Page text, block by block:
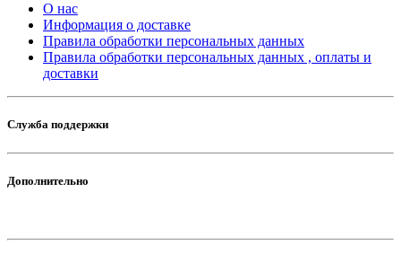
О нас
Информация о доставке
Правила обработки персональных данных
Правила обработки персональных данных , оплаты и
доставки
Служба поддержки
Дополнительно